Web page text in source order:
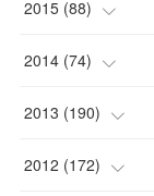
(1)
( 3 )
(2)
(1)
(3)
(1)
(2)
(5)
(6)
(3)
2015 (88)
(4)
(7)
(6)
2014 (74)
(9)
(14)
2013 (190)
(17)
2012 (172)